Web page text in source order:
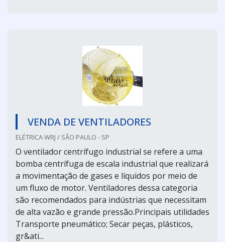
VENDA DE VENTILADORES
ELÉTRICA WRJ / SÃO PAULO - SP
O ventilador centrífugo industrial se refere a uma
bomba centrífuga de escala industrial que realizará
a movimentação de gases e líquidos por meio de
um fluxo de motor. Ventiladores dessa categoria
são recomendados para indústrias que necessitam
de alta vazão e grande pressão.Principais utilidades
Transporte pneumático; Secar peças, plásticos,
gr&ati...